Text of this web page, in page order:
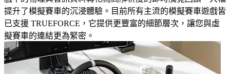
提升了模擬賽車的沉浸體驗。目前所有主流的模擬賽車遊戲皆
已支援 TRUEFORCE，它提供更豐富的細節層次，讓您與虛
擬賽車的連結更為緊密。